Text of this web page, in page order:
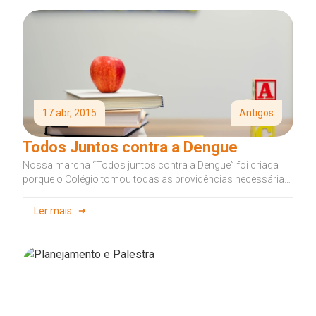
17 abr, 2015 Antigos
Todos Juntos contra a Dengue
Nossa marcha “Todos juntos contra a Dengue” foi criada
porque o Colégio tomou todas as providências necessárias
Ler mais